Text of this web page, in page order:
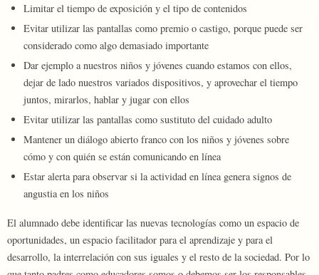
Limitar el tiempo de exposición y el tipo de contenidos
Evitar utilizar las pantallas como premio o castigo, porque puede ser
considerado como algo demasiado importante
Dar ejemplo a nuestros niños y jóvenes cuando estamos con ellos,
dejar de lado nuestros variados dispositivos, y aprovechar el tiempo
juntos, mirarlos, hablar y jugar con ellos
Evitar utilizar las pantallas como sustituto del cuidado adulto
Mantener un diálogo abierto franco con los niños y jóvenes sobre
cómo y con quién se están comunicando en línea
Estar alerta para observar si la actividad en línea genera signos de
angustia en los niños
El alumnado debe identificar las nuevas tecnologías como un espacio de
oportunidades, un espacio facilitador para el aprendizaje y para el
desarrollo, la interrelación con sus iguales y el resto de la sociedad. Por lo